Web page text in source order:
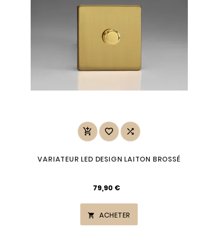
  
VARIATEUR LED DESIGN LAITON BROSSÉ
79,90 €
 ACHETER